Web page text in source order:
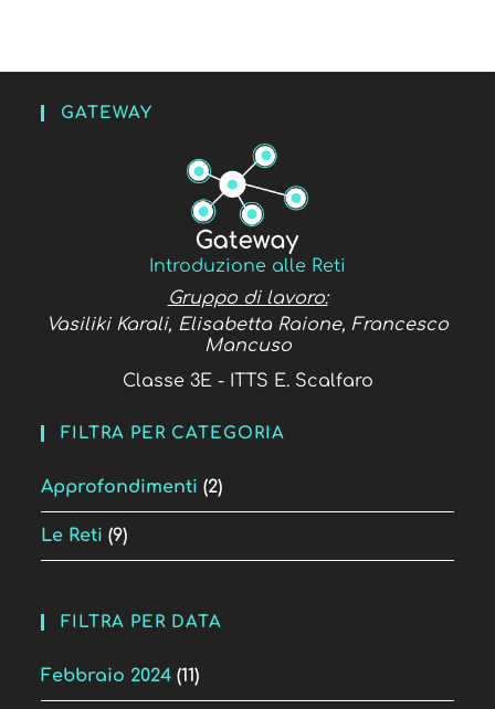
GATEWAY
Introduzione alle Reti
Gruppo di lavoro:
Vasiliki Karali, Elisabetta Raione, Francesco
Mancuso
Classe 3E - ITTS E. Scalfaro
FILTRA PER CATEGORIA
Approfondimenti (2)
Le Reti (9)
FILTRA PER DATA
Febbraio 2024 (11)